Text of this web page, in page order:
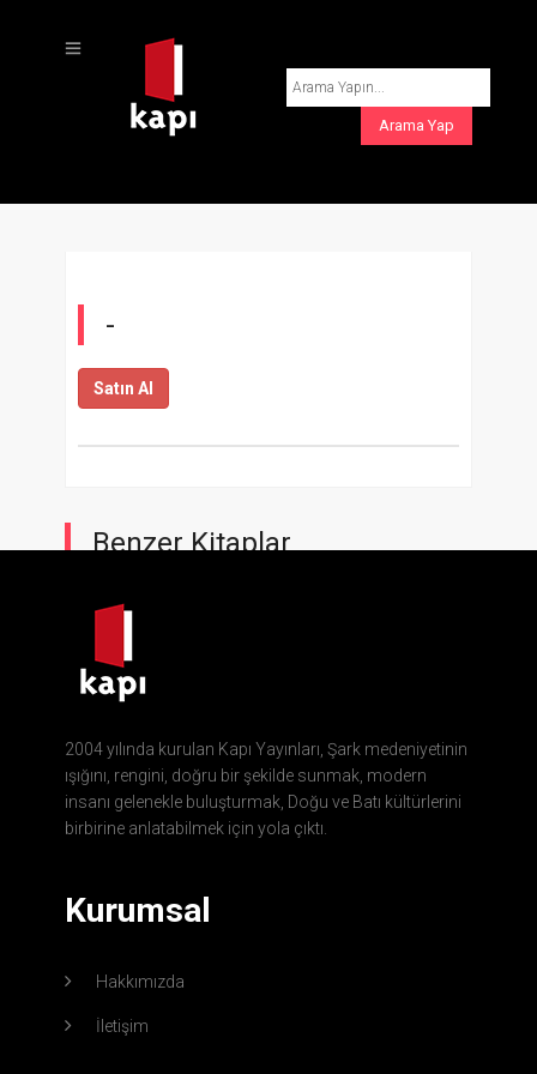
-
Satın Al
Benzer Kitaplar
2004 yılında kurulan Kapı Yayınları, Şark medeniyetinin
ışığını, rengini, doğru bir şekilde sunmak, modern
insanı gelenekle buluşturmak, Doğu ve Batı kültürlerini
birbirine anlatabilmek için yola çıktı.
Kurumsal
Hakkımızda
İletişim